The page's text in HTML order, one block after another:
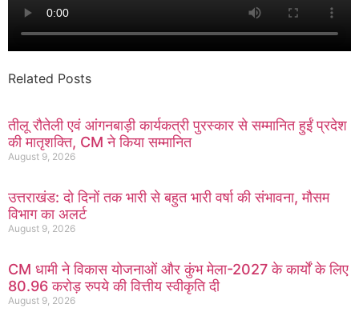
Related Posts
तीलू रौतेली एवं आंगनबाड़ी कार्यकत्री पुरस्कार से सम्मानित हुईं प्रदेश
की मातृशक्ति, CM ने किया सम्मानित
August 9, 2026
उत्तराखंड: दो दिनों तक भारी से बहुत भारी वर्षा की संभावना, मौसम
विभाग का अलर्ट
August 9, 2026
CM धामी ने विकास योजनाओं और कुंभ मेला-2027 के कार्यों के लिए
80.96 करोड़ रुपये की वित्तीय स्वीकृति दी
August 9, 2026